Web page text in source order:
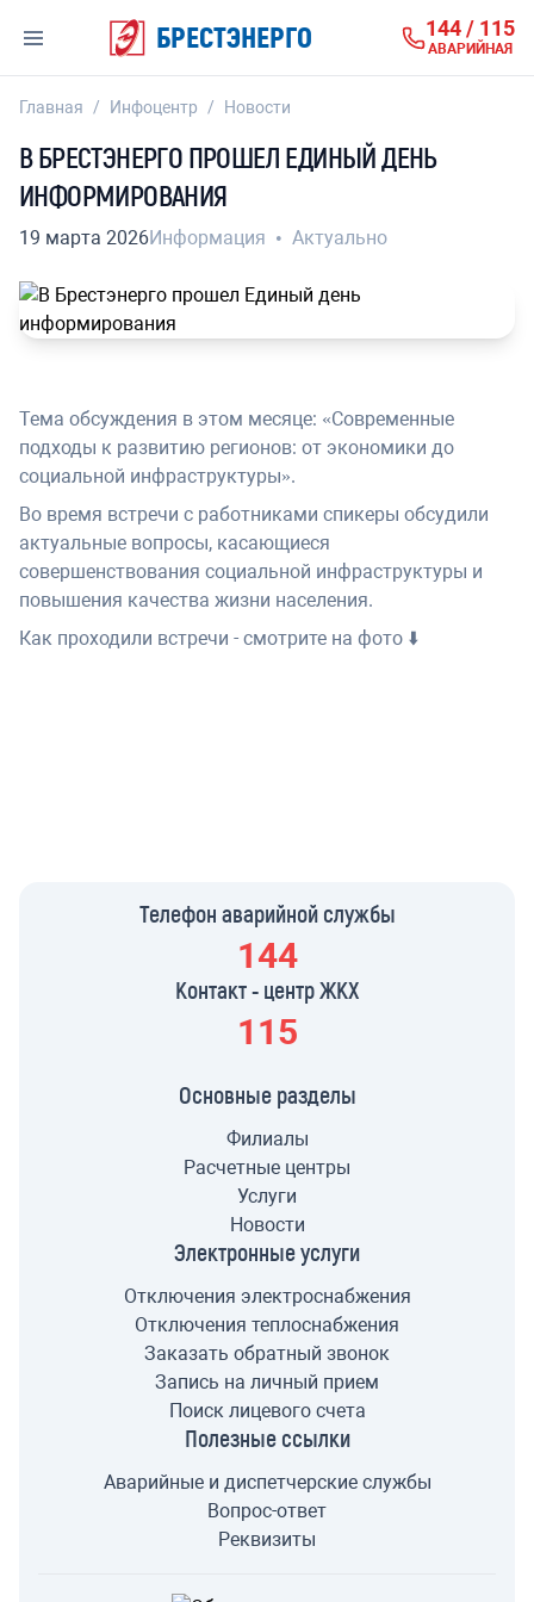
БРЕСТЭНЕРГО 144 / 115
АВАРИЙНАЯ
Главная / Инфоцентр / Новости
В БРЕСТЭНЕРГО ПРОШЕЛ ЕДИНЫЙ ДЕНЬ
ИНФОРМИРОВАНИЯ
19 марта 2026Информация • Актуально
Тема обсуждения в этом месяце: «Современные
подходы к развитию регионов: от экономики до
социальной инфраструктуры».
Во время встречи с работниками спикеры обсудили
актуальные вопросы, касающиеся
совершенствования социальной инфраструктуры и
повышения качества жизни населения.
Как проходили встречи - смотрите на фото ⬇️
Телефон аварийной службы
144
Контакт - центр ЖКХ
115
Основные разделы
Филиалы
Расчетные центры
Услуги
Новости
Электронные услуги
Отключения электроснабжения
Отключения теплоснабжения
Заказать обратный звонок
Запись на личный прием
Поиск лицевого счета
Полезные ссылки
Аварийные и диспетчерские службы
Вопрос-ответ
Реквизиты